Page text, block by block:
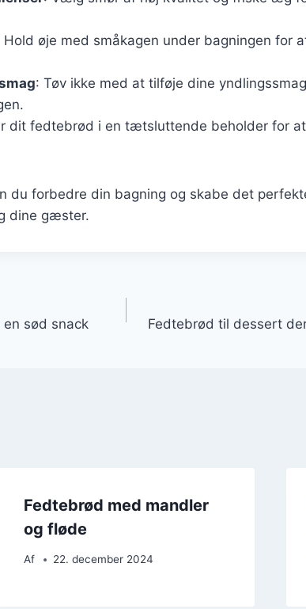
Hold øje med småkagen under bagningen for
: Tøv ikke med at tilføje dine
dit fedtebrød i en tætsluttende beholder for
du forbedre din bagning og skabe det
dine gæster.
sød snack Fedtebrød til dessert
Fedtebrød med mandler
og fløde
Af 22. december 2024